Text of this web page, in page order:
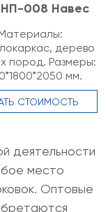
008 Навес
дерево
пород. Размеры:
мм.
СТОИМОСТЬ
деятельности
место
Оптовые